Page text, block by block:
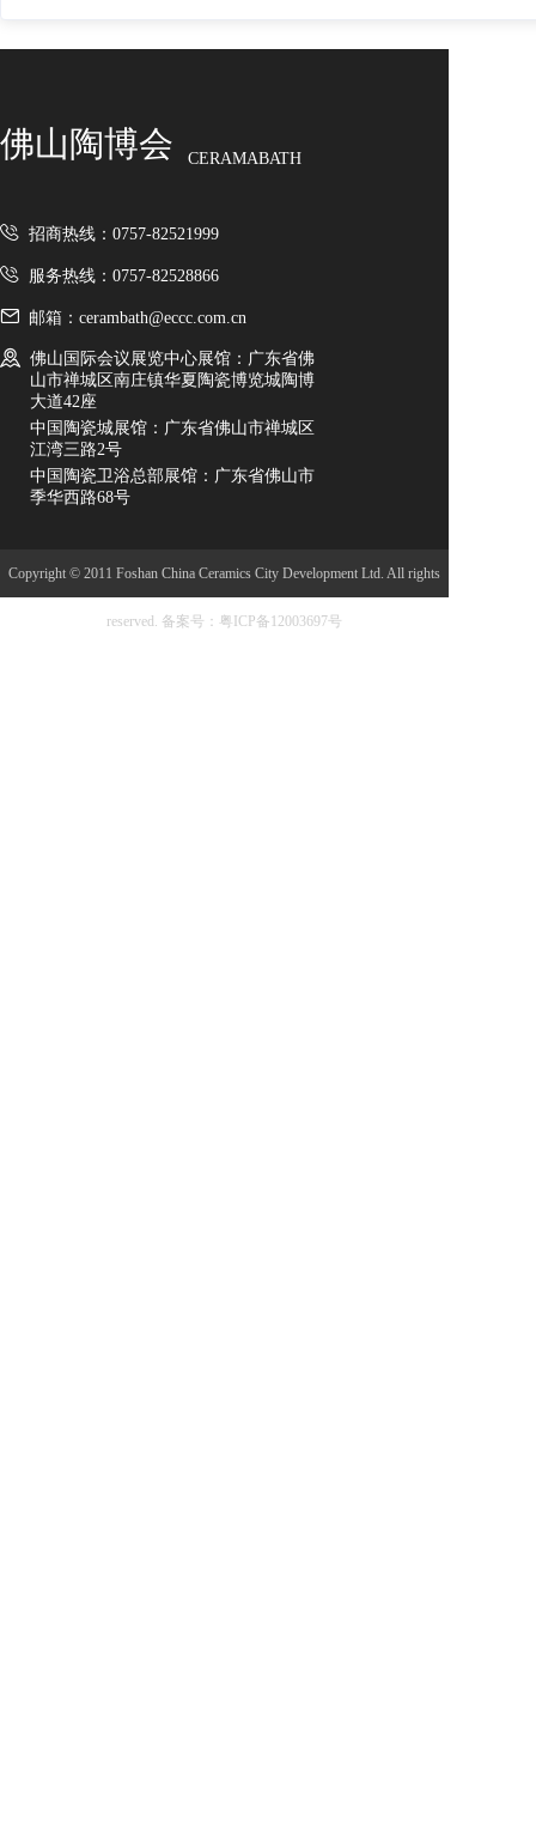
佛山陶博会 CERAMABATH
招商热线：0757-82521999
服务热线：0757-82528866
邮箱：cerambath@eccc.com.cn
佛山国际会议展览中心展馆：广东省佛
山市禅城区南庄镇华夏陶瓷博览城陶博
大道42座
中国陶瓷城展馆：广东省佛山市禅城区
江湾三路2号
中国陶瓷卫浴总部展馆：广东省佛山市
季华西路68号
Copyright © 2011 Foshan China Ceramics City Development Ltd. All rights
reserved. 备案号：粤ICP备12003697号